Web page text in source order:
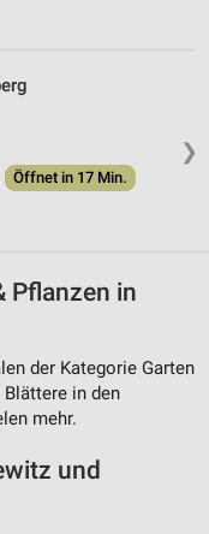
❯
Öffnet in 17 Min.
Pflanzen in
der Kategorie Garten
Blättere in den
mehr.
und